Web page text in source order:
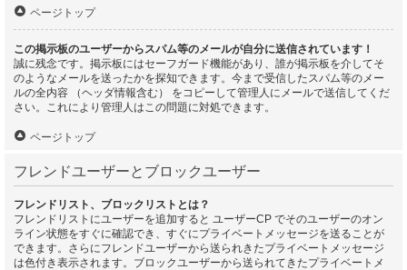
ページトップ
この掲示板のユーザーからスパム等のメールが自分に送信されています！
誠に残念です。掲示板にはセーフガード機能があり、誰が掲示板を介してそ
のようなメールを送ったかを探知できます。今まで受信したスパム等のメー
ルの全内容 （ヘッダ情報含む） をコピーして管理人にメールで送信してくだ
さい。これにより管理人はこの問題に対処できます。
ページトップ
フレンドユーザーとブロックユーザー
フレンドリスト、ブロックリストとは？
フレンドリストにユーザーを追加すると ユーザーCP でそのユーザーのオン
ライン状態をすぐに確認でき、すぐにプライベートメッセージを送ることが
できます。さらにフレンドユーザーから送られきたプライベートメッセージ
は色付き表示されます。ブロックユーザーから送られてきたプライベートメ